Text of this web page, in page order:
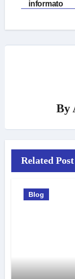
informato
By
Related Post
Blog